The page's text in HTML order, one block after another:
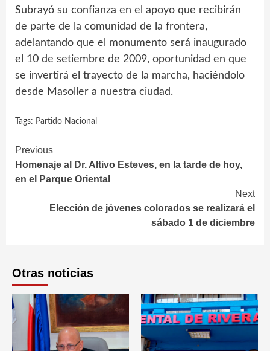
Subrayó su confianza en el apoyo que recibirán
de parte de la comunidad de la frontera,
adelantando que el monumento será inaugurado
el 10 de setiembre de 2009, oportunidad en que
se invertirá el trayecto de la marcha, haciéndolo
desde Masoller a nuestra ciudad.
Tags: Partido Nacional
Continue
Reading
Previous
Homenaje al Dr. Altivo Esteves, en la tarde de hoy,
en el Parque Oriental
Next
Elección de jóvenes colorados se realizará el
sábado 1 de diciembre
Otras noticias